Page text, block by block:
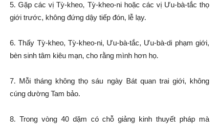
5. Gặp các vị Tỳ-kheo, Tỳ-kheo-ni hoặc các vị Ưu-bà-tắc thọ
giới trước, không đứng dậy tiếp đón, lễ lạy.
6. Thấy Tỳ-kheo, Tỳ-kheo-ni, Ưu-bà-tắc, Ưu-bà-di phạm giới,
bèn sinh tâm kiêu mạn, cho rằng mình hơn họ.
7. Mỗi tháng không thọ sáu ngày Bát quan trai giới, không
cúng dường Tam bảo.
8. Trong vòng 40 dặm có chỗ giảng kinh thuyết pháp mà